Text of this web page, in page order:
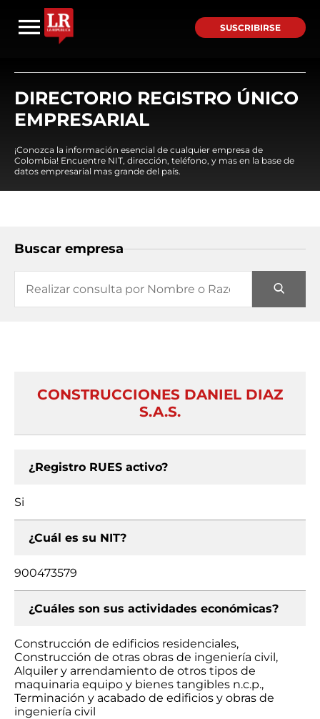
SUSCRIBIRSE
DIRECTORIO REGISTRO ÚNICO
EMPRESARIAL
¡Conozca la información esencial de cualquier empresa de
Colombia! Encuentre NIT, dirección, teléfono, y mas en la base de
datos empresarial mas grande del país.
Buscar empresa
CONSTRUCCIONES DANIEL DIAZ
S.A.S.
¿Registro RUES activo?
Si
¿Cuál es su NIT?
900473579
¿Cuáles son sus actividades económicas?
Construcción de edificios residenciales,
Construcción de otras obras de ingeniería civil,
Alquiler y arrendamiento de otros tipos de
maquinaria equipo y bienes tangibles n.c.p.,
Terminación y acabado de edificios y obras de
ingeniería civil